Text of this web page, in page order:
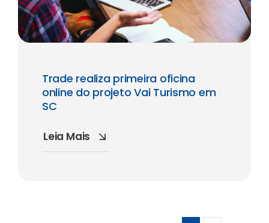
Trade realiza primeira oficina
online do projeto Vai Turismo em
SC
Leia Mais